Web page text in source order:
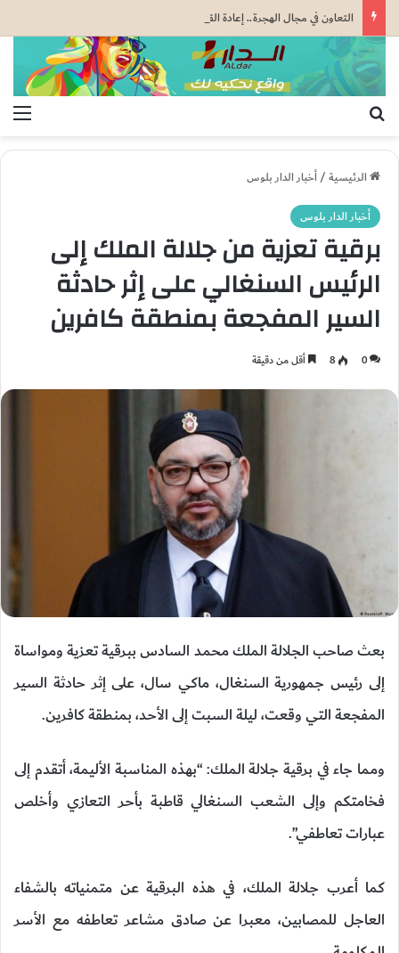
الرئيسية/أخبار الدار بلوس
أخبار الدار بلوس
برقية تعزية من جلالة الملك إلى
الرئيس السنغالي على إثر حادثة
السير المفجعة بمنطقة كافرين
0
8 أقل من دقيقة
بعث صاحب الجلالة الملك محمد السادس ببرقية تعزية ومواساة
إلى رئيس جمهورية السنغال، ماكي سال، على إثر حادثة السير
المفجعة التي وقعت، ليلة السبت إلى الأحد، بمنطقة كافرين.
ومما جاء في برقية جلالة الملك: “بهذه المناسبة الأليمة، أتقدم إلى
فخامتكم وإلى الشعب السنغالي قاطبة بأحر التعازي وأخلص
عبارات تعاطفي”.
كما أعرب جلالة الملك، في هذه البرقية عن متمنياته بالشفاء
العاجل للمصابين، معبرا عن صادق مشاعر تعاطفه مع الأسر